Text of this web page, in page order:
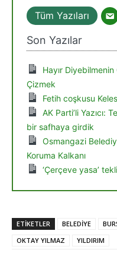
Tüm Yazıları
Son Yazılar
Hayır Diyebilmenin
Çizmek
Fetih coşkusu
AK Parti’li Yazıcı:
bir safhaya girdik
Osmangazi
Koruma Kalkanı
‘Çerçeve yasa’
ETIKETLER BELEDİYE
OKTAY YILMAZ
YILDIRIM